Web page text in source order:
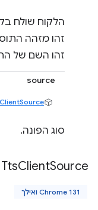
הלקוח שולח
זהו השם של
source
סוג הפונה.
TtsClientSource
Chrome 131 ואילך